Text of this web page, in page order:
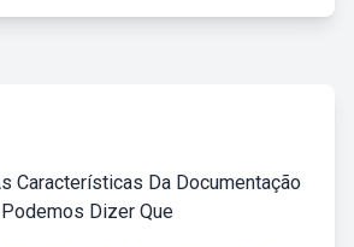
Características Da Documentação
Dizer Que